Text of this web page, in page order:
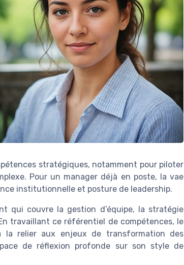
stratégiques, notamment pour piloter
Pour un manager déjà en poste, la vae
institutionnelle et posture de leadership.
qui couvre la gestion d’équipe, la stratégie
travaillant ce référentiel de compétences, le
la relier aux enjeux de transformation des
de réflexion profonde sur son style de